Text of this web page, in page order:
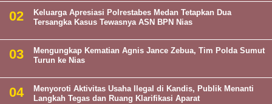
Keluarga Apresiasi Polrestabes Medan Tetapkan Dua
Tersangka Kasus Tewasnya ASN BPN Nias
Mengungkap Kematian Agnis Jance Zebua, Tim Polda Sumut
Turun ke Nias
Menyoroti Aktivitas Usaha Ilegal di Kandis, Publik Menanti
Langkah Tegas dan Ruang Klarifikasi Aparat